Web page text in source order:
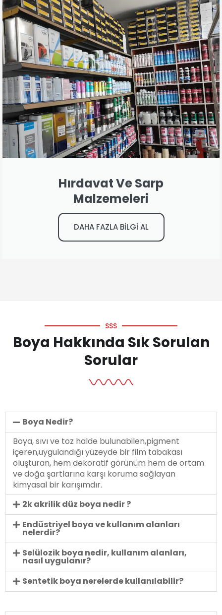
Hırdavat Ve Sarp
Malzemeleri
DAHA FAZLA BİLGİ AL
SSS
Boya Hakkında Sık Sorulan
Sorular
Boya Nedir?
Boya, sıvı ve toz halde bulunabilen,pigment
içeren,uygulandığı yüzeyde bir film tabakası
oluşturan, hem dekoratif görünüm hem de ortam
ve doğa şartlarına karşı koruma sağlayan
kimyasal bir karışımdır.
2k akrilik düz boya nedir ?
Endüstriyel boya ve kullanım alanları
nelerdir?
Selülozik boya nedir, kullanım alanları,
nasıl uygulanır?
Sentetik boya nerelerde kullanılabilir?